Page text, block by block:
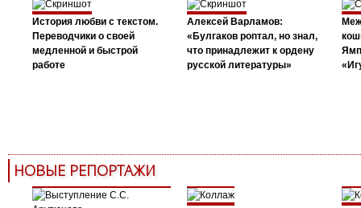
История любви с текстом.
Переводчики о своей
медленной и быстрой
работе
Алексей Варламов:
«Булгаков роптал, но знал,
что принадлежит к ордену
русской литературы»
НОВЫЕ РЕПОРТАЖИ